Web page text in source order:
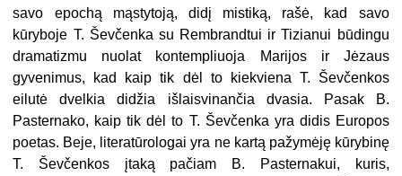
savo epochą mąstytoją, didį mistiką, rašė, kad savo
kūryboje T. Ševčenka su Rembrandtui ir Tizianui būdingu
dramatizmu nuolat kontempliuoja Marijos ir Jėzaus
gyvenimus, kad kaip tik dėl to kiekviena T. Ševčenkos
eilutė dvelkia didžia išlaisvinančia dvasia. Pasak B.
Pasternako, kaip tik dėl to T. Ševčenka yra didis Europos
poetas. Beje, literatūrologai yra ne kartą pažymėję kūrybinę
T. Ševčenkos įtaką pačiam B. Pasternakui, kuris,